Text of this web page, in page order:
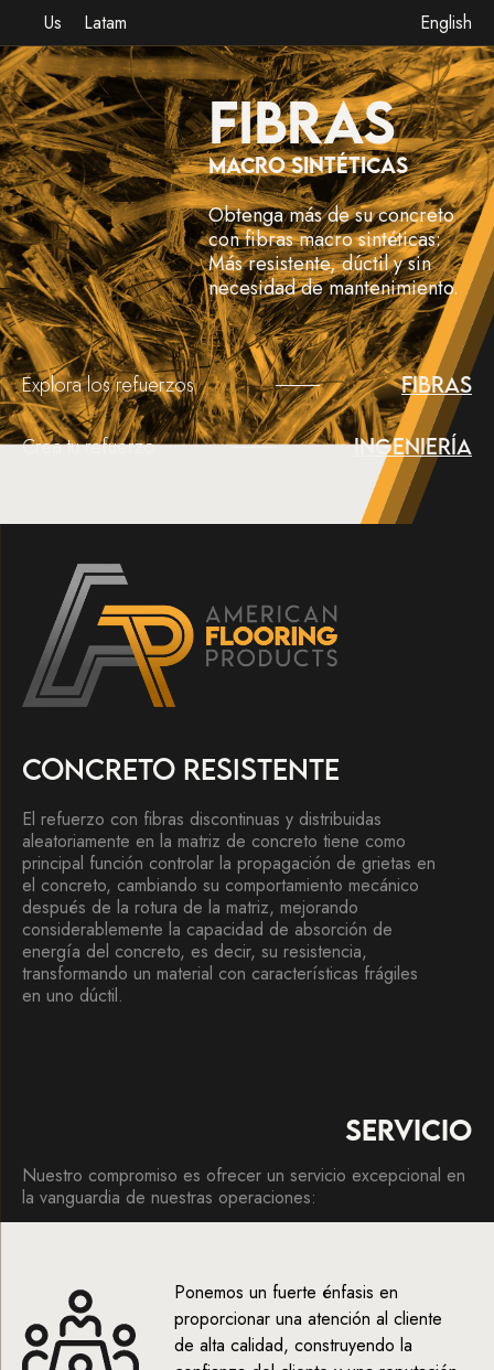
Us Latam English
FIBRAS
MACRO SINTÉTICAS
Obtenga más de su concreto
con fibras macro sintéticas:
Más resistente, dúctil y sin
necesidad de mantenimiento.
Fibras
Explora los refuerzos
Ingeniería
Crea tu refuerzo
CONCRETO RESISTENTE
El refuerzo con fibras discontinuas y distribuidas
aleatoriamente en la matriz de concreto tiene como
principal función controlar la propagación de grietas en
el concreto, cambiando su comportamiento mecánico
después de la rotura de la matriz, mejorando
considerablemente la capacidad de absorción de
energía del concreto, es decir, su resistencia,
transformando un material con características frágiles
en uno dúctil.
SERVICIO
Nuestro compromiso es ofrecer un servicio excepcional en
la vanguardia de nuestras operaciones:
Ponemos un fuerte énfasis en
proporcionar una atención al cliente
de alta calidad, construyendo la